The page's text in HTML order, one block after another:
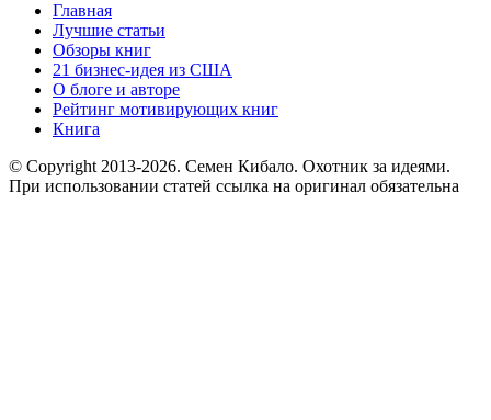
Главная
Лучшие статьи
Обзоры книг
21 бизнес-идея из США
О блоге и авторе
Рейтинг мотивирующих книг
Книга
© Copyright 2013-2026. Семен Кибало. Охотник за идеями.
При использовании статей ссылка на оригинал обязательна